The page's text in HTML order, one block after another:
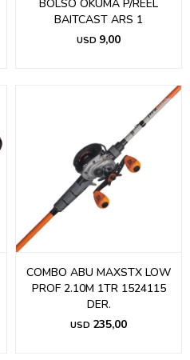
BOLSO OKUMA P/REEL
BAITCAST ARS 1
USD 9,00
COMBO ABU MAXSTX LOW
PROF 2.10M 1TR 1524115
DER.
USD 235,00